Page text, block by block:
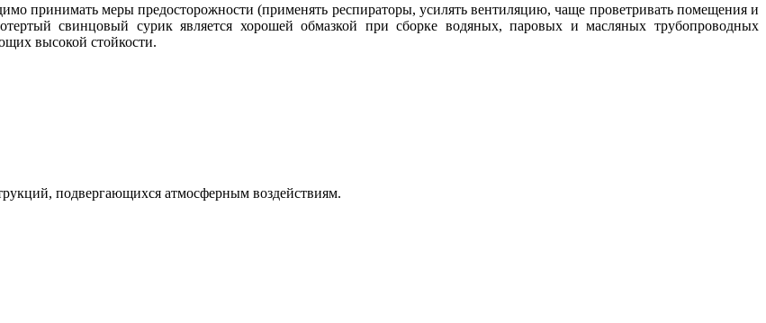
принимать меры предосторожности (применять респираторы, усилять вентиляцию, чаще проветривать помещения и
свинцовый сурик является хорошей обмазкой при сборке водяных, паровых и масляных трубопроводных
высокой стойкости.
подвергающихся атмосферным воздействиям.